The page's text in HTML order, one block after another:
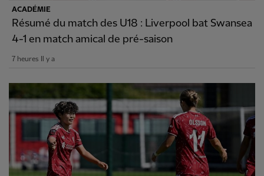
ACADÉMIE
Résumé du match des U18 : Liverpool bat Swansea
4-1 en match amical de pré-saison
7 heures Il y a